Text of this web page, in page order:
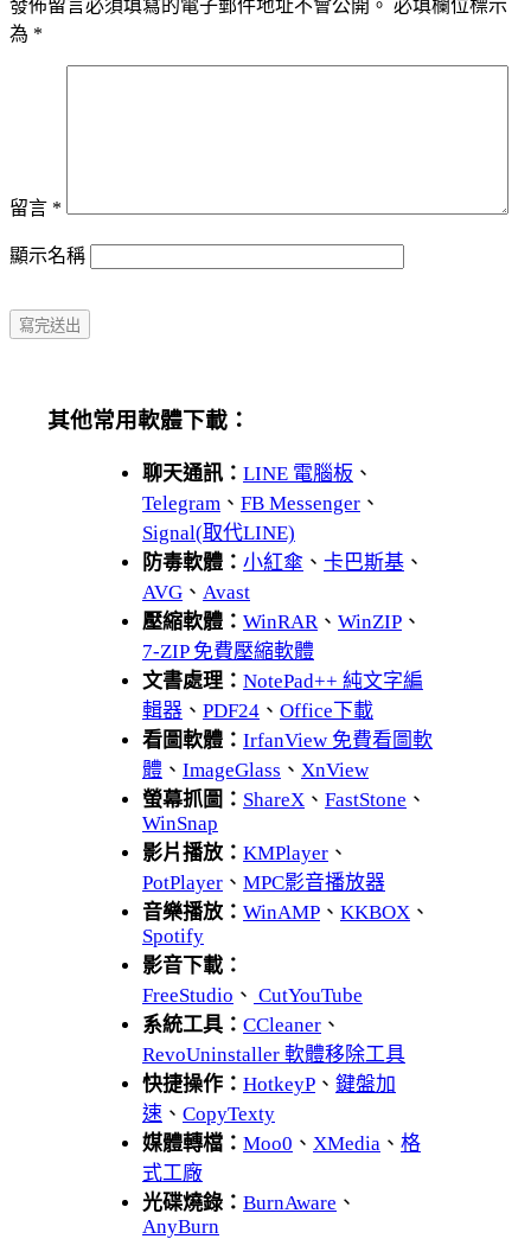
發佈留言必須填寫的電子郵件地址不會公開。 必填欄位標示
為 *
留言 *
顯示名稱
其他常用軟體下載：
聊天通訊： LINE 電腦板 、
Telegram 、 FB Messenger 、
Signal(取代LINE)
防毒軟體： 小紅傘 、 卡巴斯基 、
AVG 、 Avast
壓縮軟體： WinRAR、 WinZIP 、
7-ZIP 免費壓縮軟體
文書處理： NotePad++ 純文字編
輯器 、 PDF24 、 Office下載
看圖軟體： IrfanView 免費看圖軟
體 、 ImageGlass 、 XnView
螢幕抓圖： ShareX 、 FastStone 、
WinSnap
影片播放： KMPlayer 、
PotPlayer 、 MPC影音播放器
音樂播放： WinAMP 、 KKBOX 、
Spotify
影音下載：
FreeStudio 、 CutYouTube
系統工具： CCleaner 、
RevoUninstaller 軟體移除工具
快捷操作： HotkeyP 、 鍵盤加
速 、 CopyTexty
媒體轉檔： Moo0 、 XMedia 、 格
式工廠
光碟燒錄： BurnAware 、
AnyBurn